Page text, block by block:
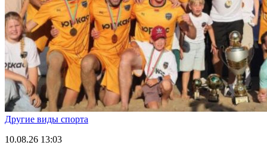
Другие виды спорта
10.08.26 13:03